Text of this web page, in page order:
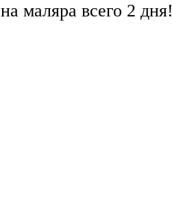
маляра всего 2 дня!